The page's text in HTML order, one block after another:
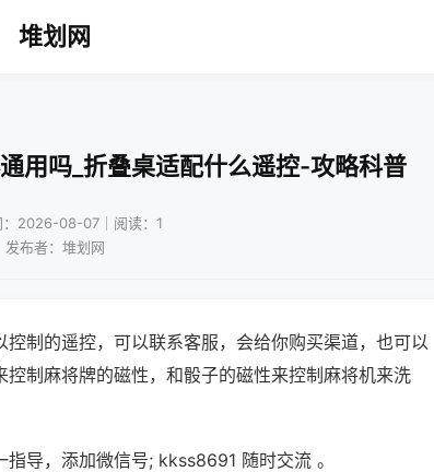
堆划网
用吗_折叠桌适配什么遥控-攻略科普
：2026-08-07｜阅读：1
发布者：堆划网
制的遥控，可以联系客服，会给你购买渠道，也可以
制麻将牌的磁性，和骰子的磁性来控制麻将机来洗
导，添加微信号; kkss8691 随时交流 。